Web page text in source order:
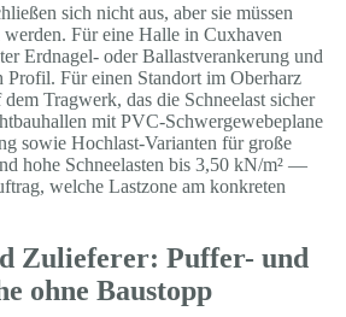
sich nicht aus, aber sie müssen
werden. Für eine Halle in Cuxhaven
Erdnagel- oder Ballastverankerung und
Profil. Für einen Standort im Oberharz
Tragwerk, das die Schneelast sicher
mit PVC-Schwergewebeplane
sowie Hochlast-Varianten für große
hohe Schneelasten bis 3,50 kN/m² —
welche Lastzone am konkreten
Zulieferer: Puffer- und
ohne Baustopp